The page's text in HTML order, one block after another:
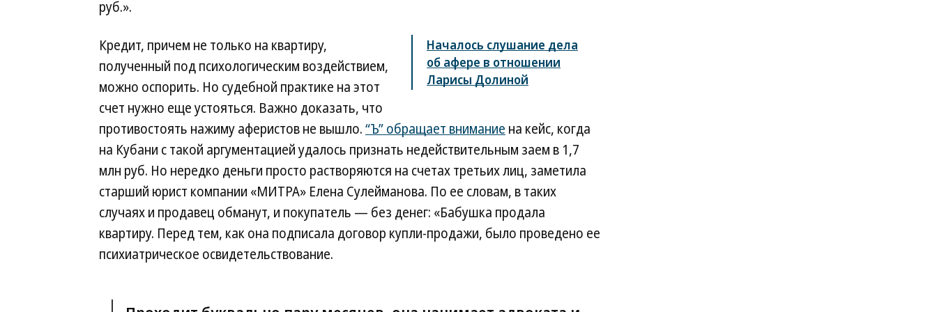
руб.».
Началось слушание дела
об афере в отношении
Ларисы Долиной
Кредит, причем не только на квартиру,
полученный под психологическим воздействием,
можно оспорить. Но судебной практике на этот
счет нужно еще устояться. Важно доказать, что
противостоять нажиму аферистов не вышло.“Ъ” обращает внимание на кейс, когда
на Кубани с такой аргументацией удалось признать недействительным заем в 1,7
млн руб. Но нередко деньги просто растворяются на счетах третьих лиц, заметила
старший юрист компании «МИТРА» Елена Сулейманова. По ее словам, в таких
случаях и продавец обманут, и покупатель — без денег: «Бабушка продала
квартиру. Перед тем, как она подписала договор купли-продажи, было проведено ее
психиатрическое освидетельствование.